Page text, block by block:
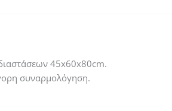
45x60x80cm.
συναρμολόγηση.